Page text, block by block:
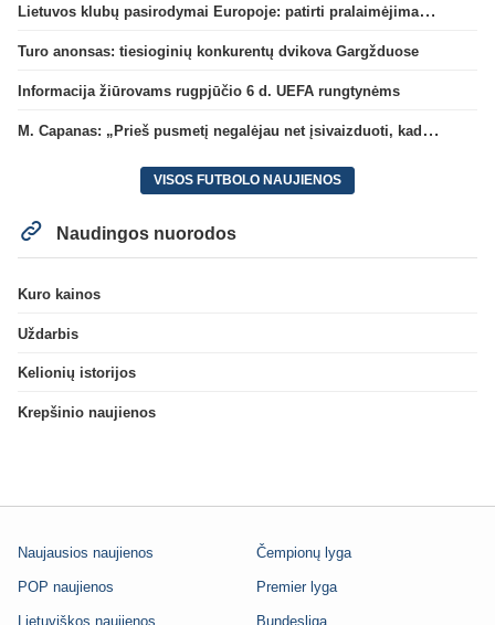
Lietuvos klubų pasirodymai Europoje: patirti pralaimėjimai Kroatijos atstovams
Turo anonsas: tiesioginių konkurentų dvikova Gargžduose
Informacija žiūrovams rugpjūčio 6 d. UEFA rungtynėms
M. Capanas: „Prieš pusmetį negalėjau net įsivaizduoti, kad žaisime prieš „Hajduk“
VISOS FUTBOLO NAUJIENOS
Naudingos nuorodos
Kuro kainos
Uždarbis
Kelionių istorijos
Krepšinio naujienos
Naujausios naujienos
POP naujienos
Lietuviškos naujienos
Čempionų lyga
Premier lyga
Bundesliga